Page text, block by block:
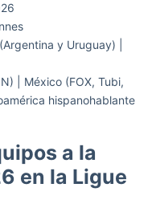
y Uruguay) |
| México (FOX, Tubi,
hispanohablante
a la
en la Ligue